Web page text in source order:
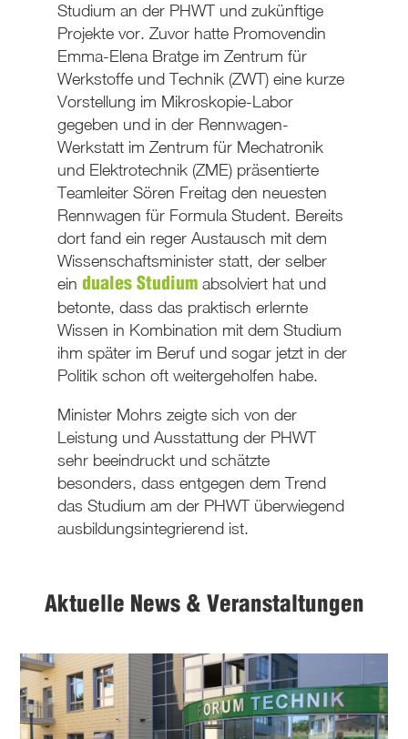
Studium an der PHWT und zukünftige
Projekte vor. Zuvor hatte Promovendin
Emma-Elena Bratge im Zentrum für
Werkstoffe und Technik (ZWT) eine kurze
Vorstellung im Mikroskopie-Labor
gegeben und in der Rennwagen-
Werkstatt im Zentrum für Mechatronik
und Elektrotechnik (ZME) präsentierte
Teamleiter Sören Freitag den neuesten
Rennwagen für Formula Student. Bereits
dort fand ein reger Austausch mit dem
Wissenschaftsminister statt, der selber
ein duales Studiumabsolviert hat und
betonte, dass das praktisch erlernte
Wissen in Kombination mit dem Studium
ihm später im Beruf und sogar jetzt in der
Politik schon oft weitergeholfen habe.
Minister Mohrs zeigte sich von der
Leistung und Ausstattung der PHWT
sehr beeindruckt und schätzte
besonders, dass entgegen dem Trend
das Studium am der PHWT überwiegend
ausbildungsintegrierend ist.
Aktuelle News & Veranstaltungen